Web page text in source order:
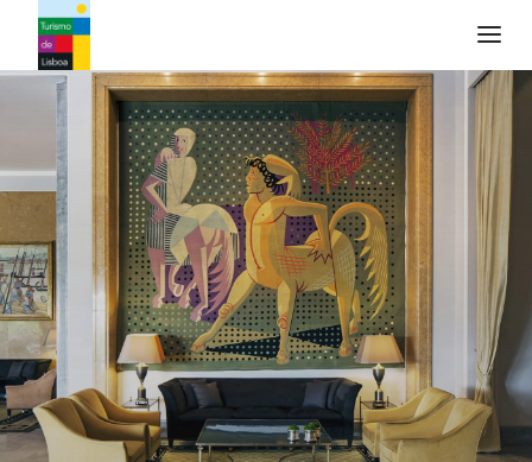
Turismo de Lisboa Logo